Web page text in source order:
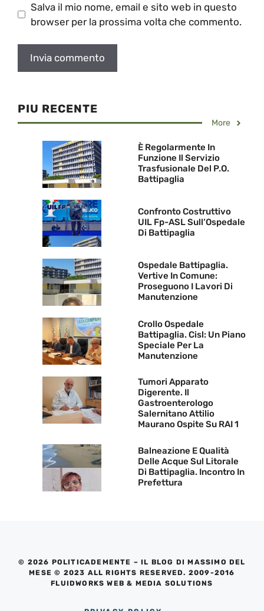
Salva il mio nome, email e sito web in questo
browser per la prossima volta che commento.
PIU RECENTE
More
È Regolarmente In
Funzione Il Servizio
Trasfusionale Del P.O.
Battipaglia
Confronto Costruttivo
UIL Fp-ASL Sull’Ospedale
Di Battipaglia
Ospedale Battipaglia.
Vertive In Comune:
Proseguono I Lavori Di
Manutenzione
Crollo Ospedale
Battipaglia. Cisl: Un Piano
Speciale Per La
Manutenzione
Tumori Apparato
Digerente. Il
Gastroenterologo
Salernitano Attilio
Maurano Ospite Su RAI 1
Balneazione E Qualità
Delle Acque Sul Litorale
Di Battipaglia. Incontro In
Prefettura
© 2026 POLITICADEMENTE – IL BLOG DI MASSIMO DEL
MESE © 2023 ALL RIGHTS RESERVED. 2009-2016
FLUIDWORKS WEB & MEDIA SOLUTIONS